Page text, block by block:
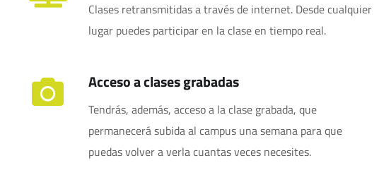
Clases retransmitidas a través de internet. Desde cualquier
lugar puedes participar en la clase en tiempo real.
Acceso a clases grabadas
Tendrás, además, acceso a la clase grabada, que
permanecerá subida al campus una semana para que
puedas volver a verla cuantas veces necesites.